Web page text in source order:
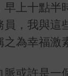
上十點半
，我與這
為幸福激
或許是一